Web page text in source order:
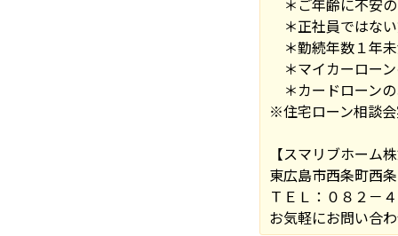
＊ご年齢に不安
＊正社員ではな
＊勤続年数１年
＊マイカーロー
＊カードローン
※住宅ローン相談
【スマリブホーム
東広島市西条町西
ＴＥＬ：０８２－
お気軽にお問い合